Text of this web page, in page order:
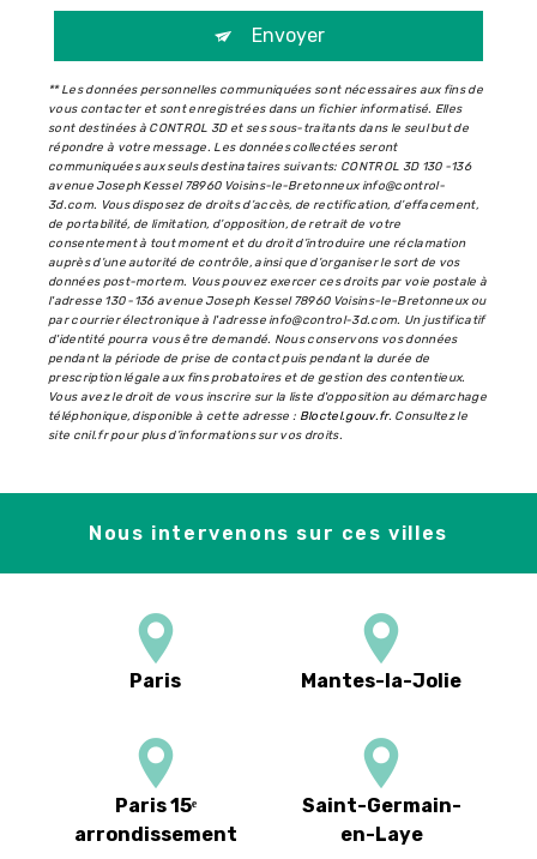
Envoyer
** Les données personnelles communiquées sont nécessaires aux fins de
vous contacter et sont enregistrées dans un fichier informatisé. Elles
sont destinées à CONTROL 3D et ses sous-traitants dans le seul but de
répondre à votre message. Les données collectées seront
communiquées aux seuls destinataires suivants: CONTROL 3D 130 -136
avenue Joseph Kessel 78960 Voisins-le-Bretonneux info@control-
3d.com. Vous disposez de droits d’accès, de rectification, d’effacement,
de portabilité, de limitation, d’opposition, de retrait de votre
consentement à tout moment et du droit d’introduire une réclamation
auprès d’une autorité de contrôle, ainsi que d’organiser le sort de vos
données post-mortem. Vous pouvez exercer ces droits par voie postale à
l'adresse 130 -136 avenue Joseph Kessel 78960 Voisins-le-Bretonneux ou
par courrier électronique à l'adresse info@control-3d.com. Un justificatif
d'identité pourra vous être demandé. Nous conservons vos données
pendant la période de prise de contact puis pendant la durée de
prescription légale aux fins probatoires et de gestion des contentieux.
Vous avez le droit de vous inscrire sur la liste d'opposition au démarchage
téléphonique, disponible à cette adresse : Bloctel.gouv.fr. Consultez le
site cnil.fr pour plus d’informations sur vos droits.
Nous intervenons sur ces villes
Paris Mantes-la-Jolie
Paris 15ᵉ
arrondissement
Saint-Germain-
en-Laye